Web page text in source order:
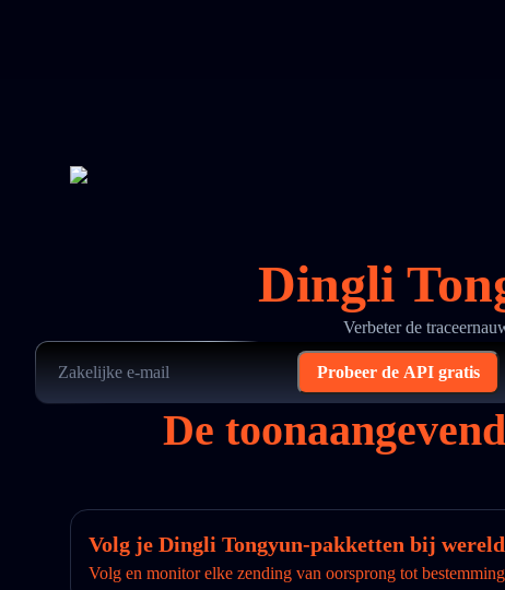
Dingli
Verbeter de
Probeer de API gratis
De
Volg je Dingli Tongyun-pakketten bij
Volg en monitor elke zending van oorsprong tot